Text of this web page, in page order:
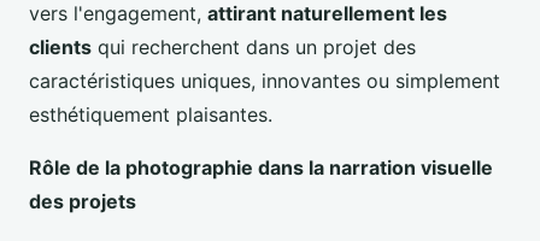
vers l'engagement, attirant naturellement les
clients qui recherchent dans un projet des
caractéristiques uniques, innovantes ou simplement
esthétiquement plaisantes.
Rôle de la photographie dans la narration visuelle
des projets